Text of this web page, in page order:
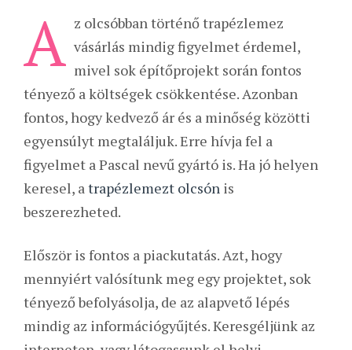
A z olcsóbban történő trapézlemez
vásárlás mindig figyelmet érdemel,
mivel sok építőprojekt során fontos
tényező a költségek csökkentése. Azonban
fontos, hogy kedvező ár és a minőség közötti
egyensúlyt megtaláljuk. Erre hívja fel a
figyelmet a Pascal nevű gyártó is. Ha jó helyen
keresel, atrapézlemezt olcsón is
beszerezheted.
Először is fontos a piackutatás. Azt, hogy
mennyiért valósítunk meg egy projektet, sok
tényező befolyásolja, de az alapvető lépés
mindig az információgyűjtés. Keresgéljünk az